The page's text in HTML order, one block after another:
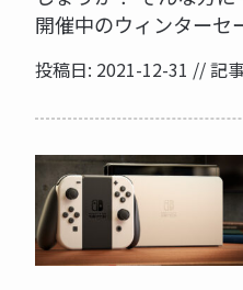
開催中のウィンターセ
投稿日: 2021-12-31 // 記